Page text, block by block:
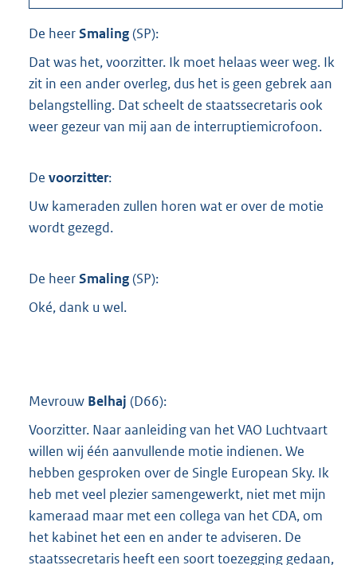
De heerSmaling(SP):
Dat was het, voorzitter. Ik moet helaas weer weg. Ik
zit in een ander overleg, dus het is geen gebrek aan
belangstelling. Dat scheelt de staatssecretaris ook
weer gezeur van mij aan de interruptiemicrofoon.
De voorzitter:
Uw kameraden zullen horen wat er over de motie
wordt gezegd.
De heerSmaling(SP):
Oké, dank u wel.
Mevrouw Belhaj (D66):
Voorzitter. Naar aanleiding van het VAO Luchtvaart
willen wij één aanvullende motie indienen. We
hebben gesproken over de Single European Sky. Ik
heb met veel plezier samengewerkt, niet met mijn
kameraad maar met een collega van het CDA, om
het kabinet het een en ander te adviseren. De
staatssecretaris heeft een soort toezegging gedaan,